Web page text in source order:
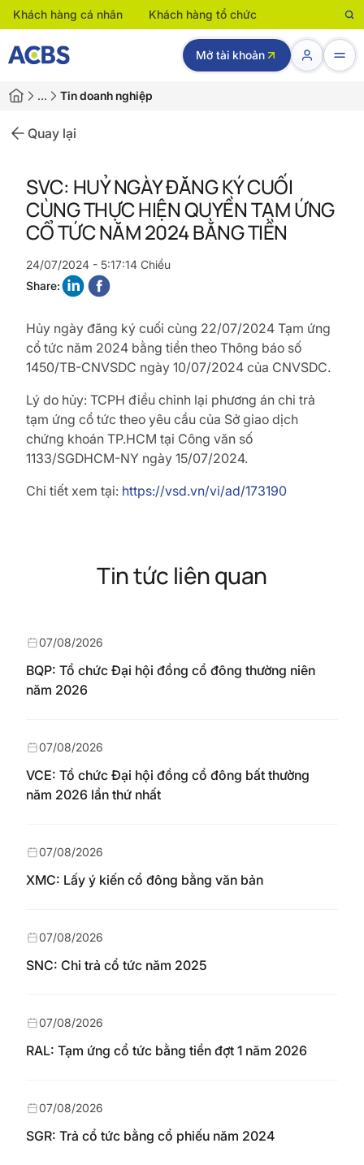
Khách hàng cá nhân Khách hàng tổ chức
Mở tài khoản
… Tin doanh nghiệp
Quay lại
SVC: HUỶ NGÀY ĐĂNG KÝ CUỐI
CÙNG THỰC HIỆN QUYỀN TẠM ỨNG
CỔ TỨC NĂM 2024 BẰNG TIỀN
24/07/2024 - 5:17:14 Chiều
Share:
Hủy ngày đăng ký cuối cùng 22/07/2024 Tạm ứng
cổ tức năm 2024 bằng tiền theo Thông báo số
1450/TB-CNVSDC ngày 10/07/2024 của CNVSDC.
Lý do hủy: TCPH điều chỉnh lại phương án chi trả
tạm ứng cổ tức theo yêu cầu của Sở giao dịch
chứng khoán TP.HCM tại Công văn số
1133/SGDHCM-NY ngày 15/07/2024.
Chi tiết xem tại: https://vsd.vn/vi/ad/173190
Tin tức liên quan
BQP: Tổ chức Đại hội đồng cổ đông thường niên
năm 2026
07/08/2026
VCE: Tổ chức Đại hội đồng cổ đông bất thường
năm 2026 lần thứ nhất
07/08/2026
XMC: Lấy ý kiến cổ đông bằng văn bản
07/08/2026
SNC: Chi trả cổ tức năm 2025
07/08/2026
RAL: Tạm ứng cổ tức bằng tiền đợt 1 năm 2026
07/08/2026
SGR: Trả cổ tức bằng cổ phiếu năm 2024
07/08/2026